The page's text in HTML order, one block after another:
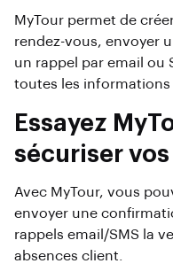
MyTour permet de
rendez-vous, envoyer
un rappel par email ou
toutes les informations
Essayez
sécuriser
Avec MyTour, vous
envoyer une
rappels email/SMS la
absences client.